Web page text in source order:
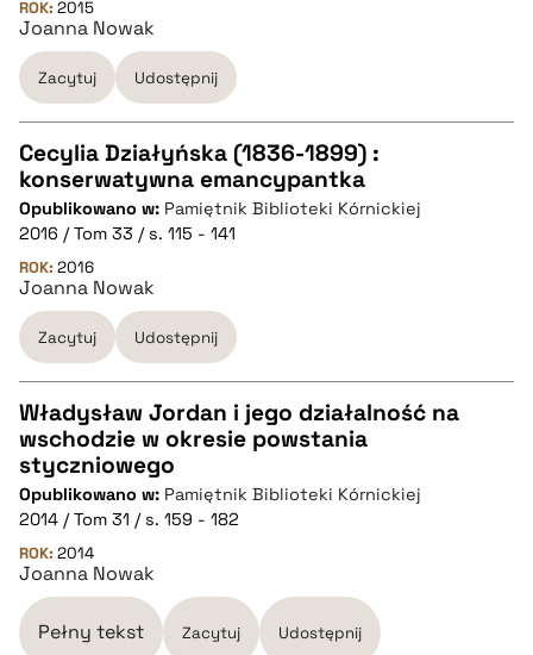
BIBTEX
pobierz cytat
ROK: 2015
Joanna Nowak
Zacytuj Udostępnij
CZYSTY TEKST
pobierz cytat
BIBTEX
pobierz cytat
Cecylia Działyńska (1836-1899) :
konserwatywna emancypantka
Opublikowano w: Pamiętnik Biblioteki Kórnickiej
2016 / Tom 33 / s. 115 - 141
ROK: 2016
Joanna Nowak
Zacytuj Udostępnij
CZYSTY TEKST
pobierz cytat
BIBTEX
Władysław Jordan i jego działalność na
wschodzie w okresie powstania
styczniowego
Opublikowano w: Pamiętnik Biblioteki Kórnickiej
2014 / Tom 31 / s. 159 - 182
ROK: 2014
Joanna Nowak
Pełny tekst Zacytuj Udostępnij